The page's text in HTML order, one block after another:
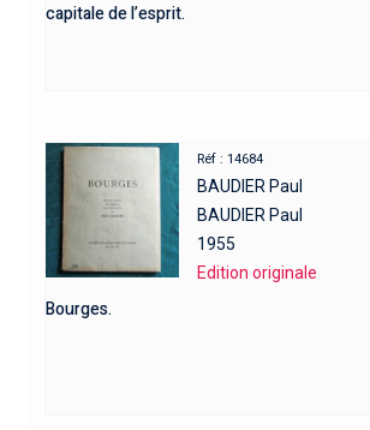
capitale de l’esprit.
Réf : 14684
BAUDIER Paul
BAUDIER Paul
1955
Edition originale
Bourges.